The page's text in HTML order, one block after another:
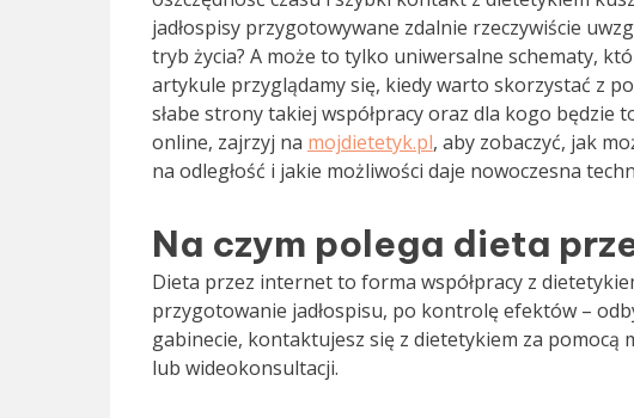
jadłospisy przygotowywane zdalnie rzeczywiście
tryb życia? A może to tylko uniwersalne schematy,
artykule przyglądamy się, kiedy warto skorzystać z
słabe strony takiej współpracy oraz dla kogo będzie
online, zajrzyj na mojdietetyk.pl, aby zobaczyć, jak
na odległość i jakie możliwości daje nowoczesna
Na czym polega dieta
Dieta przez internet to forma współpracy z
przygotowanie jadłospisu, po kontrolę efektów –
gabinecie, kontaktujesz się z dietetykiem za
lub wideokonsultacji.